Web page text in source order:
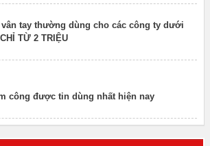
vân tay thường dùng cho các công ty dưới
TỪ 2 TRIỆU
công được tin dùng nhất hiện nay